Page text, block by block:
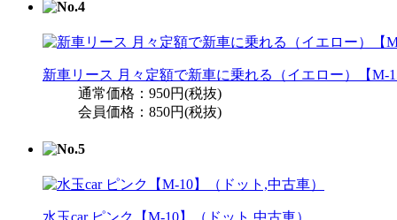
新車リース 月々定額で新車に乗れる（イエロー）【M-
通常価格：950円(税抜)
会員価格：850円(税抜)
水玉car ピンク【M-10】（ドット,中古車）